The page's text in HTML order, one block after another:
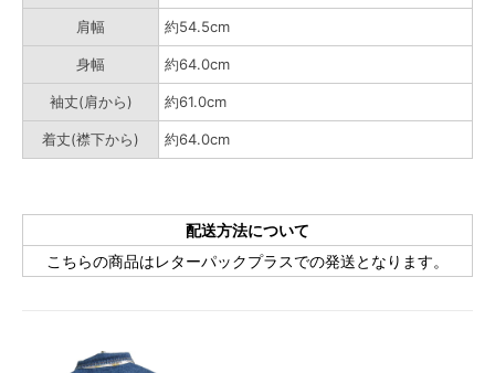
肩幅 約54.5cm
身幅 約64.0cm
袖丈(肩から) 約61.0cm
着丈(襟下から) 約64.0cm
配送方法について
こちらの商品はレターパックプラスでの発送となります。